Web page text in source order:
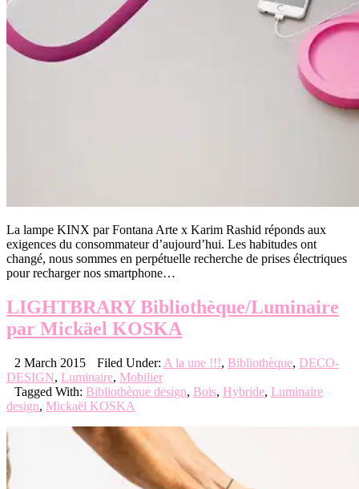
La lampe KINX par Fontana Arte x Karim Rashid réponds aux
exigences du consommateur d’aujourd’hui. Les habitudes ont
changé, nous sommes en perpétuelle recherche de prises électriques
pour recharger nos smartphone…
LIGHTBRARY Bibliothèque/Luminaire
par Mickäel KOSKA
2 March 2015 Filed Under: A la une !!!, Bibliothèque, DECO-
DESIGN, Luminaire, Mobilier
Tagged With: Bibliothèque design, Bois, Hybride, Luminaire
design, Mickaël KOSKA